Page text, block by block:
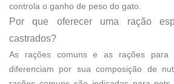
controla o ganho de peso do gato.
Por que oferecer uma ração
castrados?
As rações comuns e as rações para
diferenciam por sua composição de